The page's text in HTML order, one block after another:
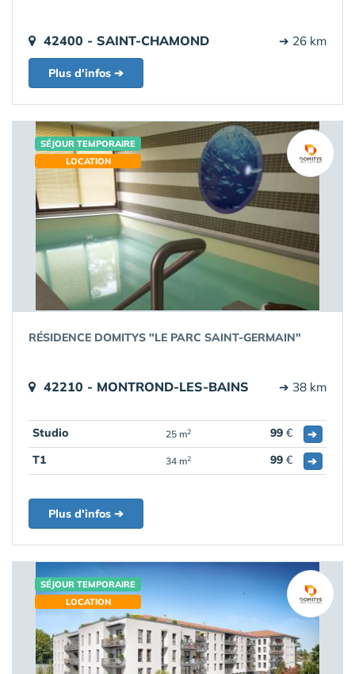
42400 - SAINT-CHAMOND ➔ 26 km
Plus d'infos ➔
SÉJOUR TEMPORAIRE
LOCATION
RÉSIDENCE DOMITYS "LE PARC SAINT-GERMAIN"
42210 - MONTROND-LES-BAINS ➔ 38 km
Studio 25 m2 99 €
➔
T1
34 m2 99 € ➔
Plus d'infos ➔
SÉJOUR TEMPORAIRE
LOCATION